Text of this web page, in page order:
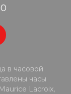
в часовой
часы
Lacroix,